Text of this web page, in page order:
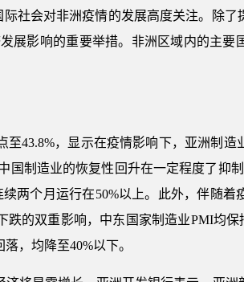
社会对非洲疫情的发展高度关注。除
展影响的重要举措。非洲区域内的主要
至43.8%，显示在疫情影响下，亚洲制
国制造业的恢复性回升在一定程度了抑
两个月运行在50%以上。此外，伴随
的双重影响，中东国家制造业PMI均保
，均降至40%以下。